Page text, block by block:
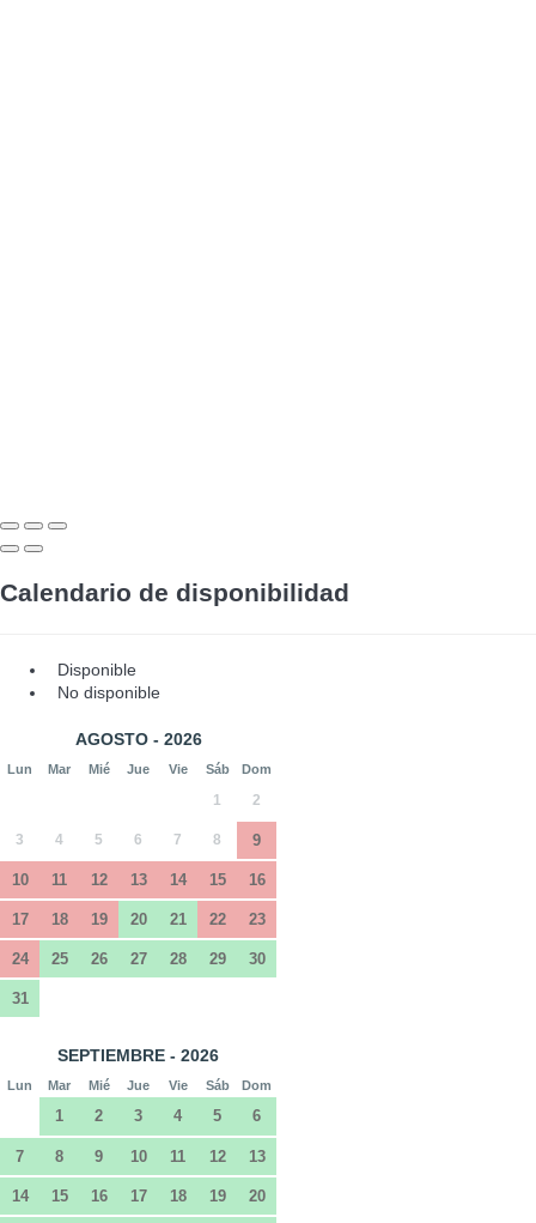
Calendario de disponibilidad
Disponible
No disponible
AGOSTO - 2026
Lun Mar Mié Jue Vie Sáb Dom
1 2
3 4 5 6 7 8 9
10 11 12 13 14 15 16
17 18 19 20 21 22 23
24 25 26 27 28 29 30
31
SEPTIEMBRE - 2026
Lun Mar Mié Jue Vie Sáb Dom
1 2 3 4 5 6
7 8 9 10 11 12 13
14 15 16 17 18 19 20